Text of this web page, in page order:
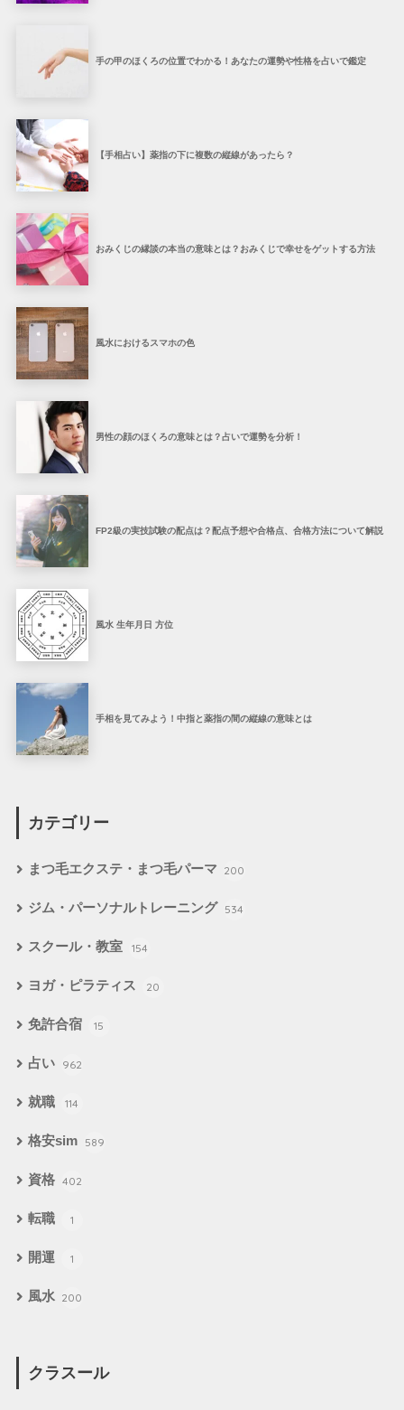
手の甲のほくろの位置でわかる！あなたの運勢や性格を占いで鑑定
【手相占い】薬指の下に複数の縦線があったら？
おみくじの縁談の本当の意味とは？おみくじで幸せをゲットする方法
風水におけるスマホの色
男性の顔のほくろの意味とは？占いで運勢を分析！
FP2級の実技試験の配点は？配点予想や合格点、合格方法について解説
風水 生年月日 方位
手相を見てみよう！中指と薬指の間の縦線の意味とは
カテゴリー
まつ毛エクステ・まつ毛パーマ 200
ジム・パーソナルトレーニング 534
スクール・教室 154
ヨガ・ピラティス 20
免許合宿 15
占い 962
就職 114
格安sim 589
資格 402
転職 1
開運 1
風水 200
クラスール